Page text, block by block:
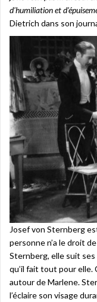
d’humiliation et
Dietrich dans son
Josef von Sternberg
personne n’a le droit
Sternberg, elle suit
qu’il fait tout pour elle.
autour de Marlene.
l’éclaire son visage